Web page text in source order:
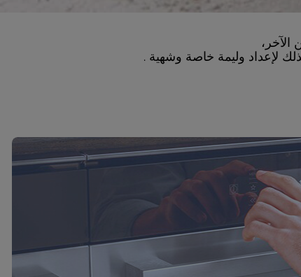
لإعداد وليمة خاصة وشهية .